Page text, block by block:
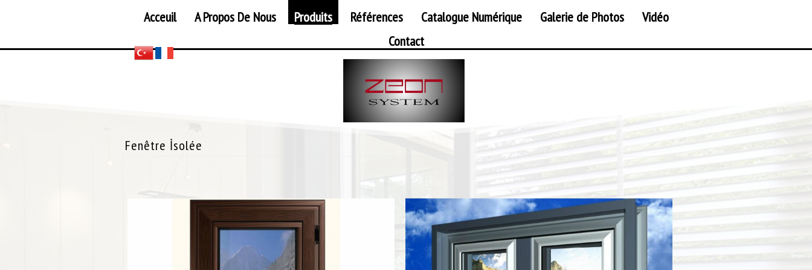
Acceuil A Propos De Nous Produits Références Catalogue Numérique Galerie de Photos
Vidéo
Contact
Fenêtre İsolée